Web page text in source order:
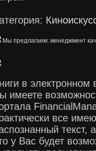
Мы предлагаем: менеджмент
в электронном
имеете
все
текст,
у Вас будет